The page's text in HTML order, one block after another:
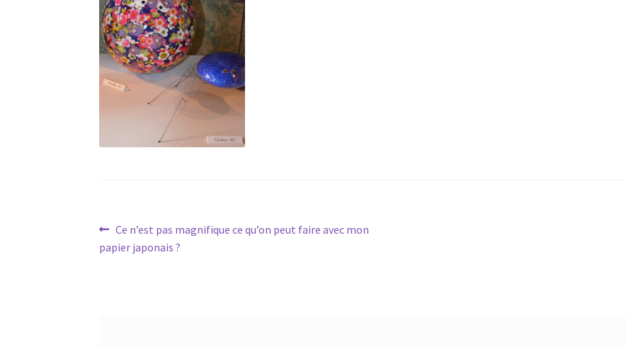
Navigation
de
Article
précédent :
Ce n’est pas magnifique ce qu’on peut faire avec mon
papier japonais ?